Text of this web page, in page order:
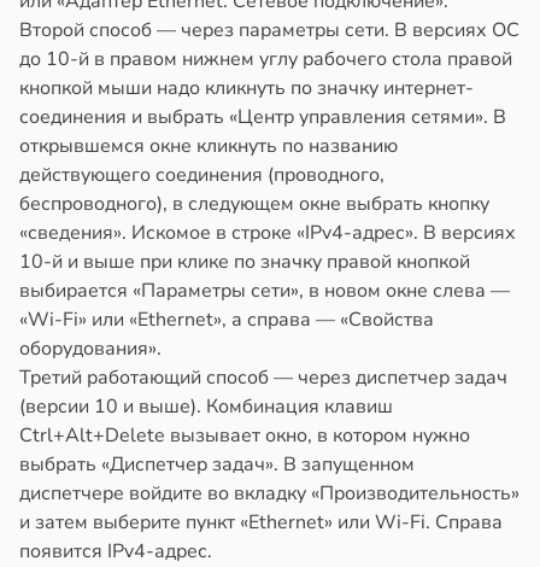
Второй способ — через параметры сети. В версиях ОС
до 10-й в правом нижнем углу рабочего стола правой
кнопкой мыши надо кликнуть по значку интернет-
соединения и выбрать «Центр управления сетями». В
открывшемся окне кликнуть по названию
действующего соединения (проводного,
беспроводного), в следующем окне выбрать кнопку
«сведения». Искомое в строке «IPv4-адрес». В версиях
10-й и выше при клике по значку правой кнопкой
выбирается «Параметры сети», в новом окне слева —
«Wi-Fi» или «Ethernet», а справа — «Свойства
оборудования».
Третий работающий способ — через диспетчер задач
(версии 10 и выше). Комбинация клавиш
Ctrl+Alt+Delete вызывает окно, в котором нужно
выбрать «Диспетчер задач». В запущенном
диспетчере войдите во вкладку «Производительность»
и затем выберите пункт «Ethernet» или Wi-Fi. Справа
появится IPv4-адрес.